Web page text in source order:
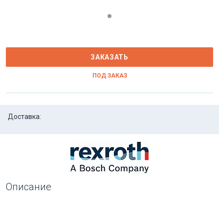
ЗАКАЗАТЬ
ПОД ЗАКАЗ
Доставка:
Описание